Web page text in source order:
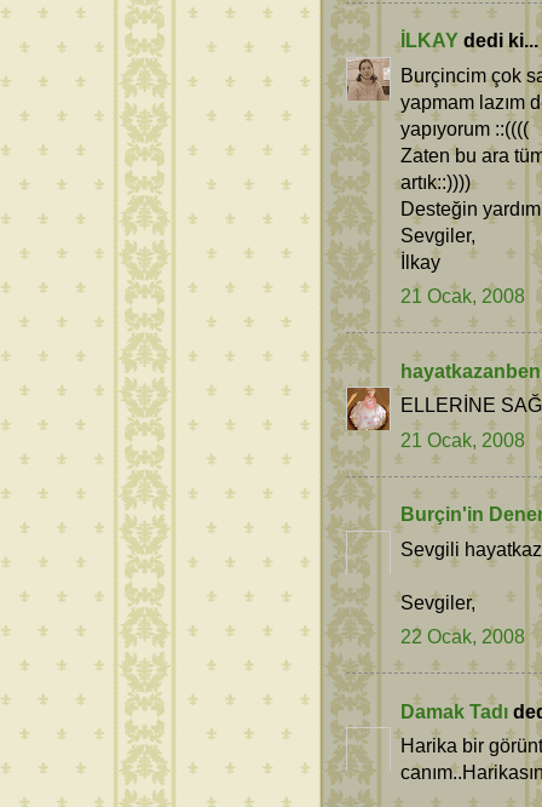
İLKAY dedi ki...
Burçincim çok
yapmam lazım
yapıyorum ::((((
Zaten bu ara
artık::))))
Desteğin
Sevgiler,
İlkay
21 Ocak, 2008
ELLERİNE
21 Ocak, 2008
Burçin'in
Sevgili
Sevgiler,
22 Ocak, 2008
Damak Tadı
Harika bir